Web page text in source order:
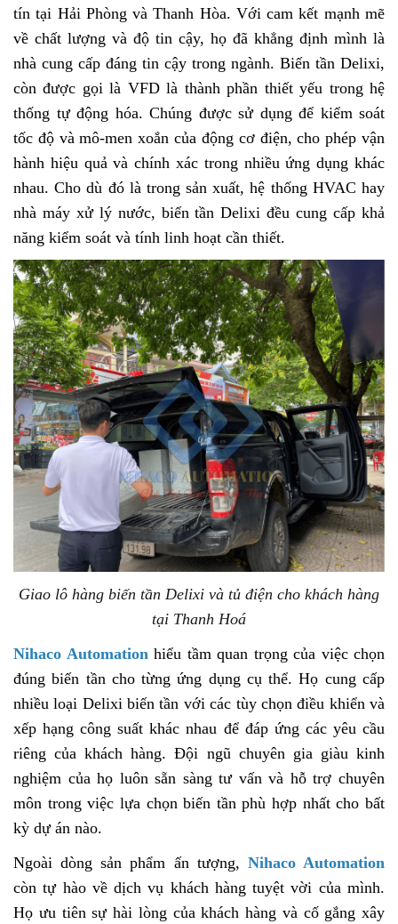
tín tại Hải Phòng và Thanh Hòa. Với cam kết mạnh mẽ
về chất lượng và độ tin cậy, họ đã khẳng định mình là
nhà cung cấp đáng tin cậy trong ngành. Biến tần Delixi,
còn được gọi là VFD là thành phần thiết yếu trong hệ
thống tự động hóa. Chúng được sử dụng để kiểm soát
tốc độ và mô-men xoắn của động cơ điện, cho phép vận
hành hiệu quả và chính xác trong nhiều ứng dụng khác
nhau. Cho dù đó là trong sản xuất, hệ thống HVAC hay
nhà máy xử lý nước, biến tần Delixi đều cung cấp khả
năng kiểm soát và tính linh hoạt cần thiết.
Giao lô hàng biến tần Delixi và tủ điện cho khách hàng
tại Thanh Hoá
Nihaco Automation hiểu tầm quan trọng của việc chọn
đúng biến tần cho từng ứng dụng cụ thể. Họ cung cấp
nhiều loại Delixi biến tần với các tùy chọn điều khiển và
xếp hạng công suất khác nhau để đáp ứng các yêu cầu
riêng của khách hàng. Đội ngũ chuyên gia giàu kinh
nghiệm của họ luôn sẵn sàng tư vấn và hỗ trợ chuyên
môn trong việc lựa chọn biến tần phù hợp nhất cho bất
kỳ dự án nào.
Ngoài dòng sản phẩm ấn tượng, Nihaco Automation
còn tự hào về dịch vụ khách hàng tuyệt vời của mình.
Họ ưu tiên sự hài lòng của khách hàng và cố gắng xây